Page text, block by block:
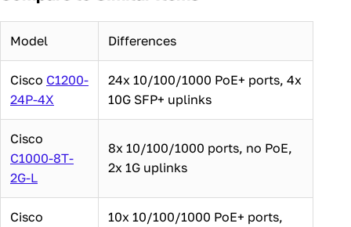
Model Differences
Cisco C1200-
24P-4X
24x 10/100/1000 PoE+ ports, 4x
10G SFP+ uplinks
Cisco
C1000-8T-
2G-L
8x 10/100/1000 ports, no PoE,
2x 1G uplinks
Cisco
10x 10/100/1000 PoE+ ports,